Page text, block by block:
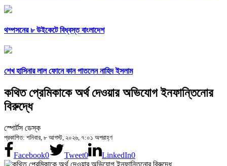
থম্পসনের ৮ উইকেটে বিধ্বস্ত বাংলাদেশ
শেখ হাসিনার লাল ফোনে কান পাতলেন নাহিদ ইসলাম
কথিত প্রেমিকাকে অর্থ দেওয়ার অভিযোগ ইনফান্তিনোর
বিরুদ্ধে
স্পোর্টস ডেস্ক
প্রকাশিত: শনিবার, ৮ আগস্ট, ২০২৬, ৭:০১ অপরাহ্ণ
Facebook0 Tweet0 LinkedIn0